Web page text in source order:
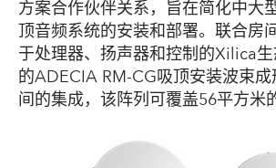
方案合作伙伴关系，旨在简化中大
顶音频系统的安装和部署。联合房
于处理器、扬声器和控制的Xilica
的ADECIA RM-CG吸顶安装波束
间的集成，该阵列可覆盖56平方米